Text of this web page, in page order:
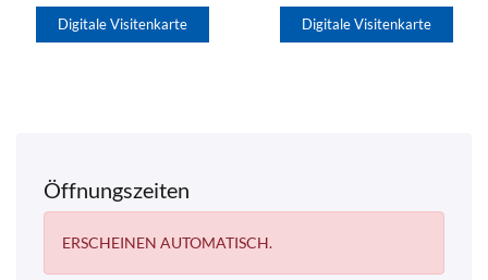
Digitale Visitenkarte Digitale Visitenkarte
Öffnungszeiten
ERSCHEINEN AUTOMATISCH.